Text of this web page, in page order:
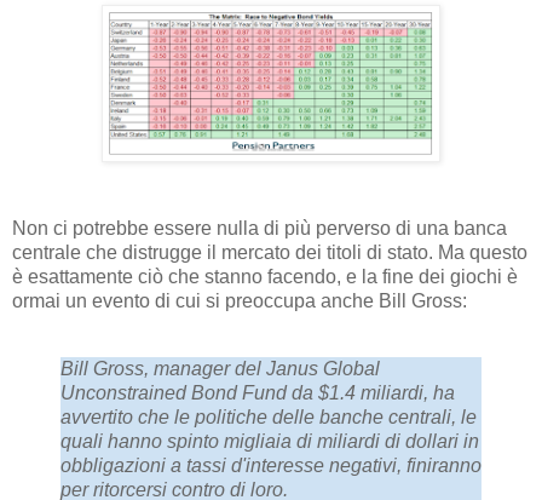
Non ci potrebbe essere nulla di più perverso di una banca
centrale che distrugge il mercato dei titoli di stato. Ma questo
è esattamente ciò che stanno facendo, e la fine dei giochi è
ormai un evento di cui si preoccupa anche Bill Gross:
Bill Gross, manager del Janus Global
Unconstrained Bond Fund da $1.4 miliardi, ha
avvertito che le politiche delle banche centrali, le
quali hanno spinto migliaia di miliardi di dollari in
obbligazioni a tassi d'interesse negativi, finiranno
per ritorcersi contro di loro.